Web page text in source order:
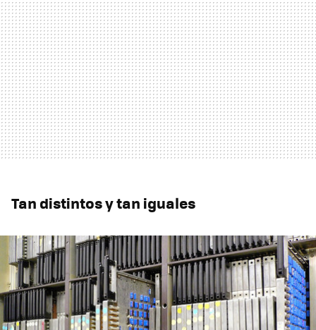
Tan distintos y tan iguales